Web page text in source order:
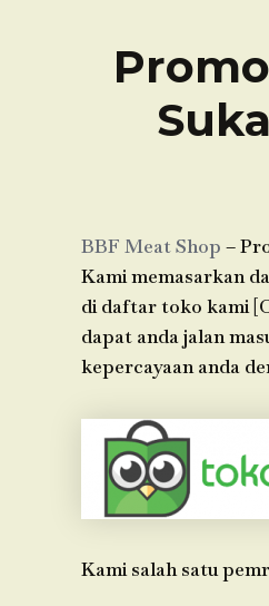
BBF Meat Shop –
Kami memasarkan
di daftar toko kami
dapat anda jalan
kepercayaan anda
Kami salah satu